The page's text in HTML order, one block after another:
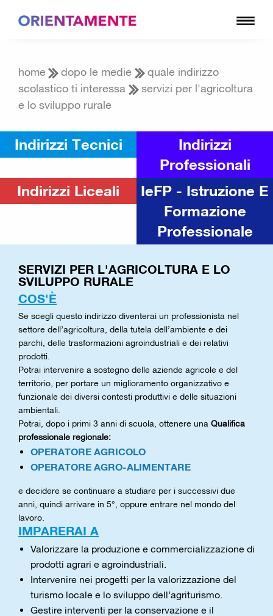
home dopo le medie
quale indirizzo
scolastico ti interessa
servizi per l'agricoltura
e lo sviluppo rurale
Indirizzi Tecnici
Indirizzi
Professionali
Indirizzi Liceali
IeFP - Istruzione E
Formazione
Professionale
SERVIZI PER L'AGRICOLTURA E LO
SVILUPPO RURALE
COS'È
Se scegli questo indirizzo diventerai un professionista nel
settore dell’agricoltura, della tutela dell’ambiente e dei
parchi, delle trasformazioni agroindustriali e dei relativi
prodotti.
Potrai intervenire a sostegno delle aziende agricole e del
territorio, per portare un miglioramento organizzativo e
funzionale dei diversi contesti produttivi e delle situazioni
ambientali.
Potrai, dopo i primi 3 anni di scuola, ottenere una Qualifica
professionale regionale:
OPERATORE AGRICOLO
OPERATORE AGRO-ALIMENTARE
e decidere se continuare a studiare per i successivi due
anni, quindi arrivare in 5°, oppure entrare nel mondo del
lavoro.
IMPARERAI A
Valorizzare la produzione e commercializzazione di
prodotti agrari e agroindustriali.
Intervenire nei progetti per la valorizzazione del
turismo locale e lo sviluppo dell’agriturismo.
Gestire interventi per la conservazione e il